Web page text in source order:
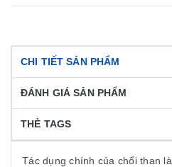
CHI TIẾT SẢN PHẨM
ĐÁNH GIÁ SẢN PHẨM
THẺ TAGS
Tác dụng chính của chổi than là